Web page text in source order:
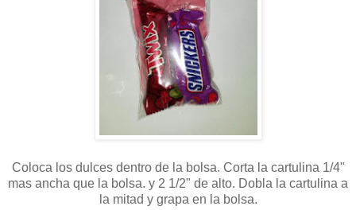
Coloca los dulces dentro de la bolsa. Corta la cartulina 1/4"
mas ancha que la bolsa. y 2 1/2" de alto. Dobla la cartulina a
la mitad y grapa en la bolsa.